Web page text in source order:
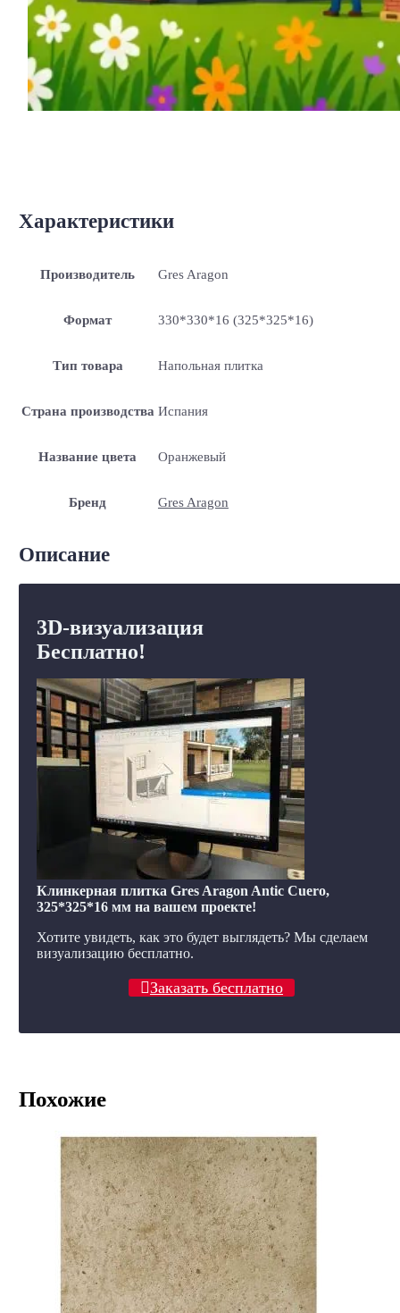
Характеристики
Производитель Gres Aragon
Формат 330*330*16 (325*325*16)
Тип товара Напольная плитка
Страна производства Испания
Название цвета Оранжевый
Бренд Gres Aragon
Описание
3D-визуализация
Бесплатно!
Клинкерная плитка Gres Aragon Antic Cuero,
325*325*16 мм на вашем проекте!
Хотите увидеть, как это будет выглядеть? Мы сделаем
визуализацию бесплатно.
Заказать бесплатно
Похожие